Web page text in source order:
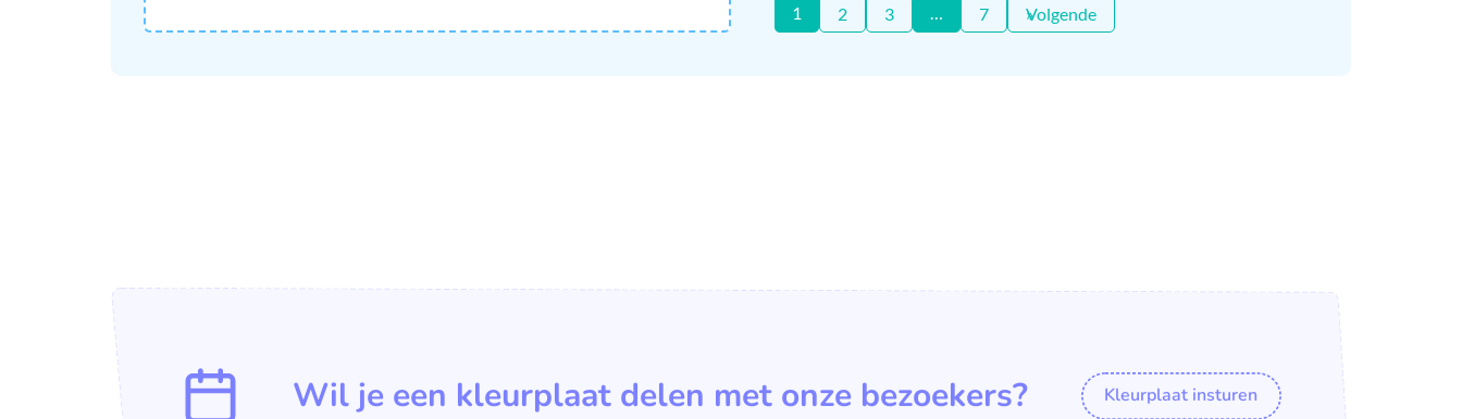
1 2 3 … 7 Volgende »
Wil je een kleurplaat delen met onze bezoekers? Kleurplaat insturen